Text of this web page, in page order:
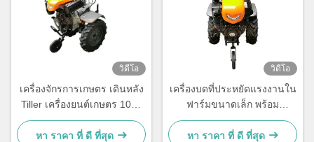
วิดีโอ
เครื่องจักรการเกษตร เดินหลัง
Tiller เครื่องยนต์เกษตร 10hp
เครื่องยนต์สองล้อ มินิดีเซล
หา ราคา ที่ ดี ที่สุด
วิดีโอ
เครื่องบดที่ประหยัดแรงงานใน
ฟาร์มขนาดเล็ก พร้อม
เครื่องยนต์ดีเซล 9 HP และมือ
ปรับ
หา ราคา ที่ ดี ที่สุด